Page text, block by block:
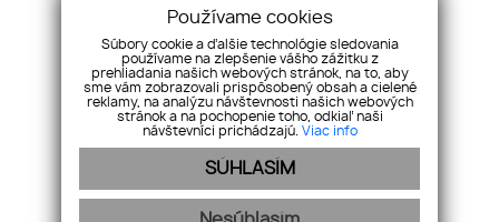
O nás
Náš tím
Kontakt
Nehnuteľnosti
Ponuka/dopyt
Cenník
Reklamačný poriadok
GDPR
Používame cookies
Súbory cookie a ďalšie technológie sledovania
používame na zlepšenie vášho zážitku z
prehliadania našich webových stránok, na to, aby
sme vám zobrazovali prispôsobený obsah a cielené
reklamy, na analýzu návštevnosti našich webových
stránok a na pochopenie toho, odkiaľ naši
návštevníci prichádzajú. Viac info
SÚHLASÍM